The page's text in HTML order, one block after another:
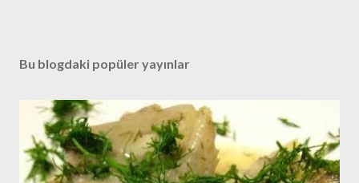
Bu blogdaki popüler yayınlar